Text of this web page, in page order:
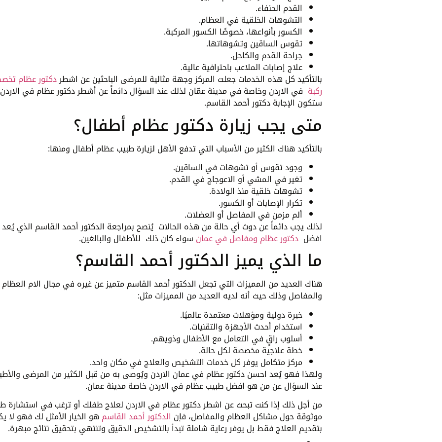
القدم الحنفاء.
التشوهات الخلقية في العظام.
الكسور بأنواعها، خصوصًا الكسور المركبة.
تقوس الساقين وتشوهاتها.
جراحة القدم والكاحل.
علاج إصابات الملاعب باحترافية عالية.
بالتأكيد كل هذه الخدمات جعلت المركز وجهة مثالية للمرضى الباحثين عن اشطردكتور عظام
ركبة في الاردن وخاصة في مدينة عمّان لذلك عند السؤال دائماً عن أشطر دكتور عظام في الاردن
ستكون الإجابة دكتور أحمد القاسم.
متى يجب زيارة دكتور عظام أطفال؟
بالتأكيد هناك الكثير من الأسباب التي تدفع الأهل لزيارة طبيب عظام أطفال ومنها:
وجود تقوس أو تشوهات في الساقين.
تغير في المشي أو الاعوجاج في القدم.
تشوهات خلقية منذ الولادة.
تكرار الإصابات أو الكسور.
ألم مزمن في المفاصل أو العضلات.
لذلك يجب دائماً عن دوث أي حالة من هذه الحالات يُنصح بمراجعة الدكتور أحمد القاسم الذي
افضلدكتور عظام ومفاصل في عمان سواء كان ذلك للأطفال والبالغين.
ما الذي يميز الدكتور أحمد القاسم؟
هناك العديد من المميزات التي تجعل الدكتور أحمد القاسم متميز عن غيره في مجال الام العظام
والمفاصل وذلك حيث أنه لديه العديد من المميزات مثل:
خبرة دولية ومؤهلات معتمدة عالميًا.
استخدام أحدث الأجهزة والتقنيات.
أسلوب راقٍ في التعامل مع الأطفال وذويهم.
خطة علاجية مخصصة لكل حالة.
مركز متكامل يوفر كل خدمات التشخيص والعلاج في مكان واحد.
ولهذا فهو يُعد احسن دكتور عظام في عمان الاردن ويُوصى به من قبل الكثير من المرضى
عند السؤال عن من هو افضل طبيب عظام في الاردن خاصة مدينة عمان.
من أجل ذلك إذا كنت تبحث عن اشطر دكتور عظام في الاردن لعلاج طفلك أو ترغب في استشارة
موثوقة حول مشاكل العظام والمفاصل، فإن الدكتور أحمد القاسم هو الخيار الأمثل لك فهو لا
بتقديم العلاج فقط بل يوفر رعاية شاملة تبدأ بالتشخيص الدقيق وتنتهي بتحقيق نتائج مبهرة.